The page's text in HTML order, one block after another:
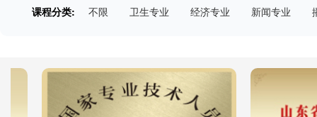
课程分类:
不限 卫生专业 经济专业 新闻专业